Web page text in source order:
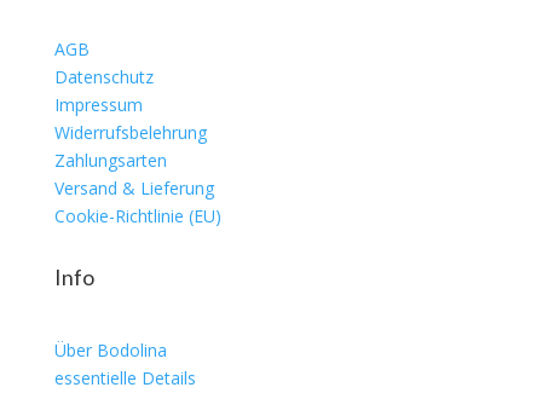
AGB
Datenschutz
Impressum
Widerrufsbelehrung
Zahlungsarten
Versand & Lieferung
Cookie-Richtlinie (EU)
Info
Über Bodolina
essentielle Details